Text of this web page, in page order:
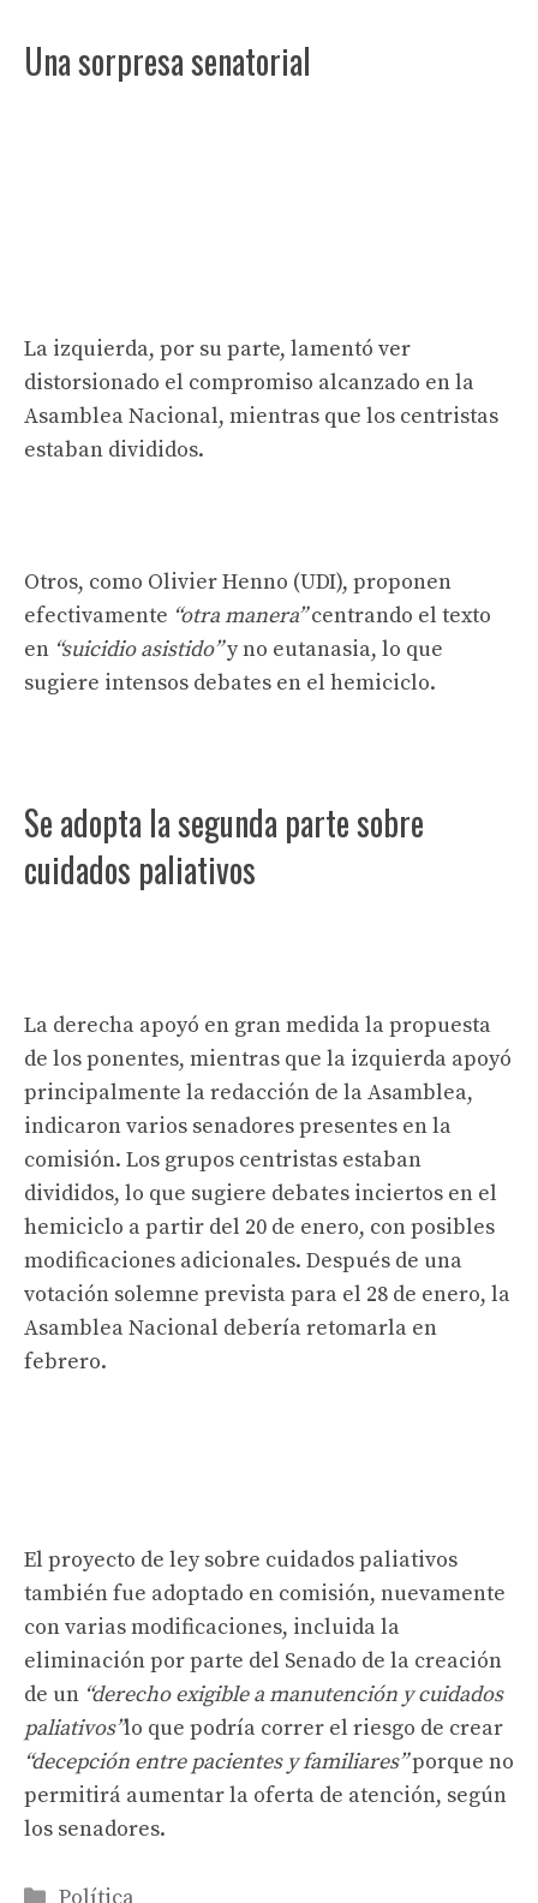
Una sorpresa senatorial
La izquierda, por su parte, lamentó ver
distorsionado el compromiso alcanzado en la
Asamblea Nacional, mientras que los centristas
estaban divididos.
Otros, como Olivier Henno (UDI), proponen
efectivamente “otra manera”centrando el texto
en “suicidio asistido”y no eutanasia, lo que
sugiere intensos debates en el hemiciclo.
Se adopta la segunda parte sobre
cuidados paliativos
La derecha apoyó en gran medida la propuesta
de los ponentes, mientras que la izquierda apoyó
principalmente la redacción de la Asamblea,
indicaron varios senadores presentes en la
comisión. Los grupos centristas estaban
divididos, lo que sugiere debates inciertos en el
hemiciclo a partir del 20 de enero, con posibles
modificaciones adicionales. Después de una
votación solemne prevista para el 28 de enero, la
Asamblea Nacional debería retomarla en
febrero.
El proyecto de ley sobre cuidados paliativos
también fue adoptado en comisión, nuevamente
con varias modificaciones, incluida la
eliminación por parte del Senado de la creación
de un “derecho exigible a manutención y cuidados
paliativos”lo que podría correr el riesgo de crear
“decepción entre pacientes y familiares”porque no
permitirá aumentar la oferta de atención, según
los senadores.
Categorías
Política